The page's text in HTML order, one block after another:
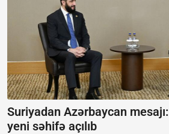
Suriyadan Azərbaycan mesajı:
yeni səhifə açılıb